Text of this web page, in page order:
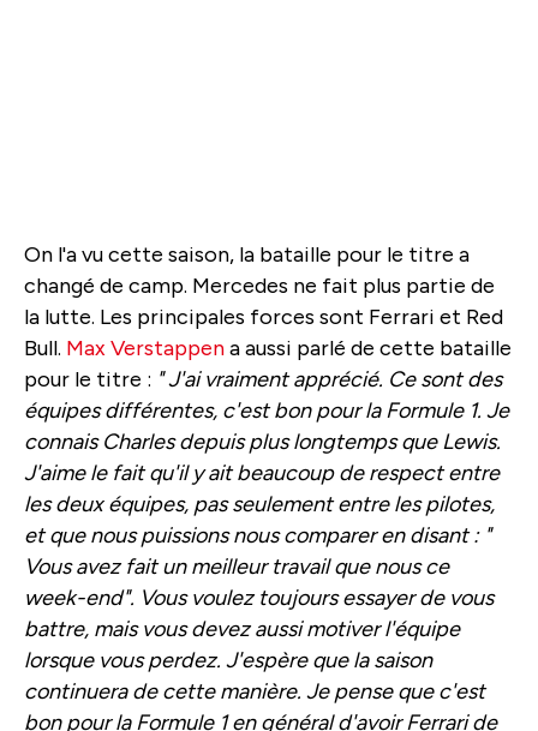
On l'a vu cette saison, la bataille pour le titre a
changé de camp. Mercedes ne fait plus partie de
la lutte. Les principales forces sont Ferrari et Red
Bull. Max Verstappena aussi parlé de cette bataille
pour le titre : " J'ai vraiment apprécié. Ce sont des
équipes différentes, c'est bon pour la Formule 1. Je
connais Charles depuis plus longtemps que Lewis.
J'aime le fait qu'il y ait beaucoup de respect entre
les deux équipes, pas seulement entre les pilotes,
et que nous puissions nous comparer en disant : "
Vous avez fait un meilleur travail que nous ce
week-end". Vous voulez toujours essayer de vous
battre, mais vous devez aussi motiver l'équipe
lorsque vous perdez. J'espère que la saison
continuera de cette manière. Je pense que c'est
bon pour la Formule 1 en général d'avoir Ferrari de